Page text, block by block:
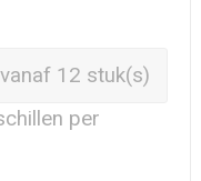
12 stuk(s)
per